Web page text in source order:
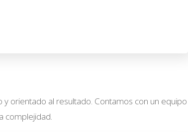
orientado al resultado. Contamos con un equipo
complejidad.